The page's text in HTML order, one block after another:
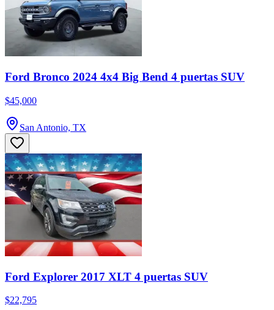
Ford Bronco 2024 4x4 Big Bend 4 puertas SUV
$45,000
San Antonio, TX
Ford Explorer 2017 XLT 4 puertas SUV
$22,795